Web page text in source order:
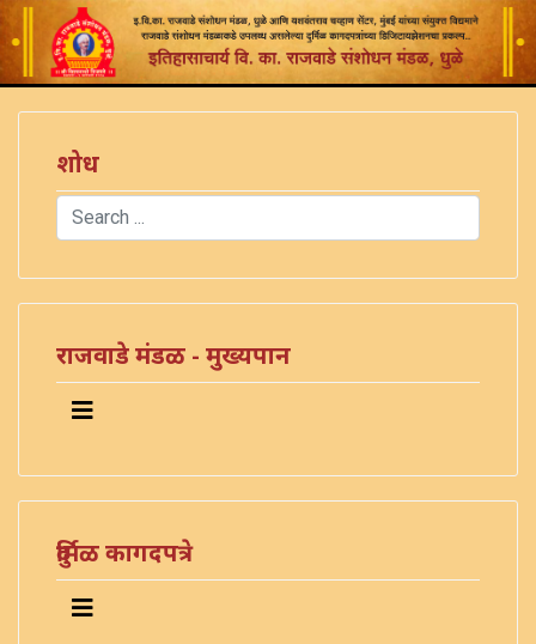
शोध
Search
राजवाडे मंडळ - मुख्यपान
दुर्मिळ कागदपत्रे